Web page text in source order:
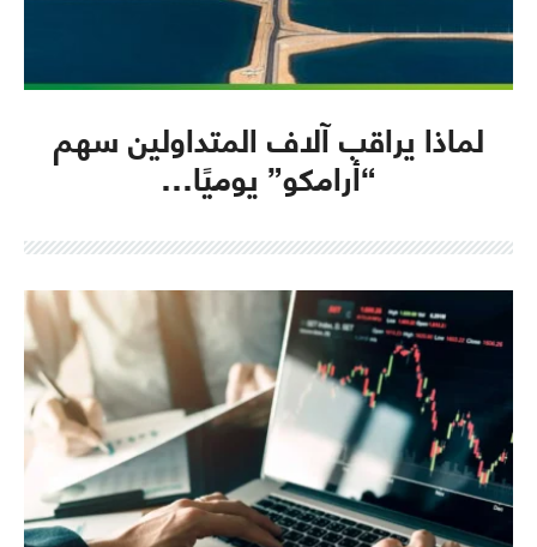
لماذا يراقب آلاف المتداولين سهم
“أرامكو” يوميًا…